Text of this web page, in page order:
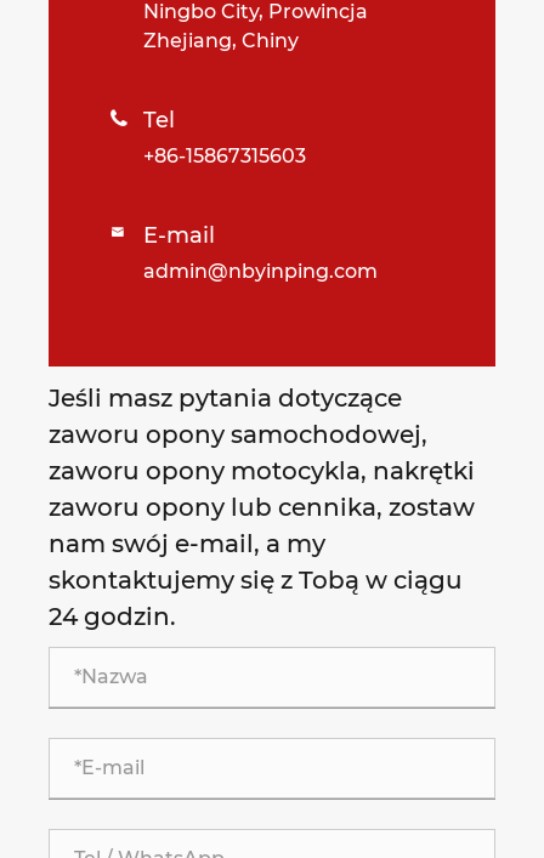
Ningbo City, Prowincja
Zhejiang, Chiny
 Tel
+86-15867315603
 E-mail
admin@nbyinping.com
Jeśli masz pytania dotyczące
zaworu opony samochodowej,
zaworu opony motocykla, nakrętki
zaworu opony lub cennika, zostaw
nam swój e-mail, a my
skontaktujemy się z Tobą w ciągu
24 godzin.